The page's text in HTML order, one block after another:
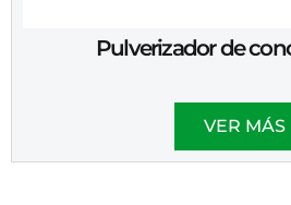
Pulverizador de
VER MÁS